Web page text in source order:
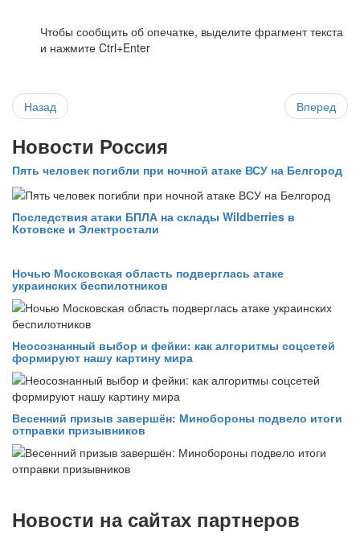
Чтобы сообщить об опечатке, выделите фрагмент текста
и нажмите Ctrl+Enter
Назад Вперед
Новости Россия
Пять человек погибли при ночной атаке ВСУ на Белгород
Последствия атаки БПЛА на склады Wildberries в
Котовске и Электростали
Ночью Московская область подверглась атаке
украинских беспилотников
Неосознанный выбор и фейки: как алгоритмы соцсетей
формируют нашу картину мира
Весенний призыв завершён: Минобороны подвело итоги
отправки призывников
Новости на сайтах партнеров